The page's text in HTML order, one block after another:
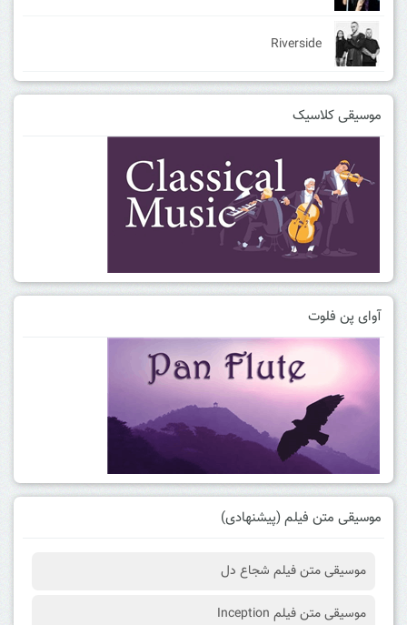
Riverside
موسیقی کلاسیک
آوای پن فلوت
موسیقی متن فیلم (پیشنهادی)
موسیقی متن فیلم شجاع دل
موسیقی متن فیلم Inception